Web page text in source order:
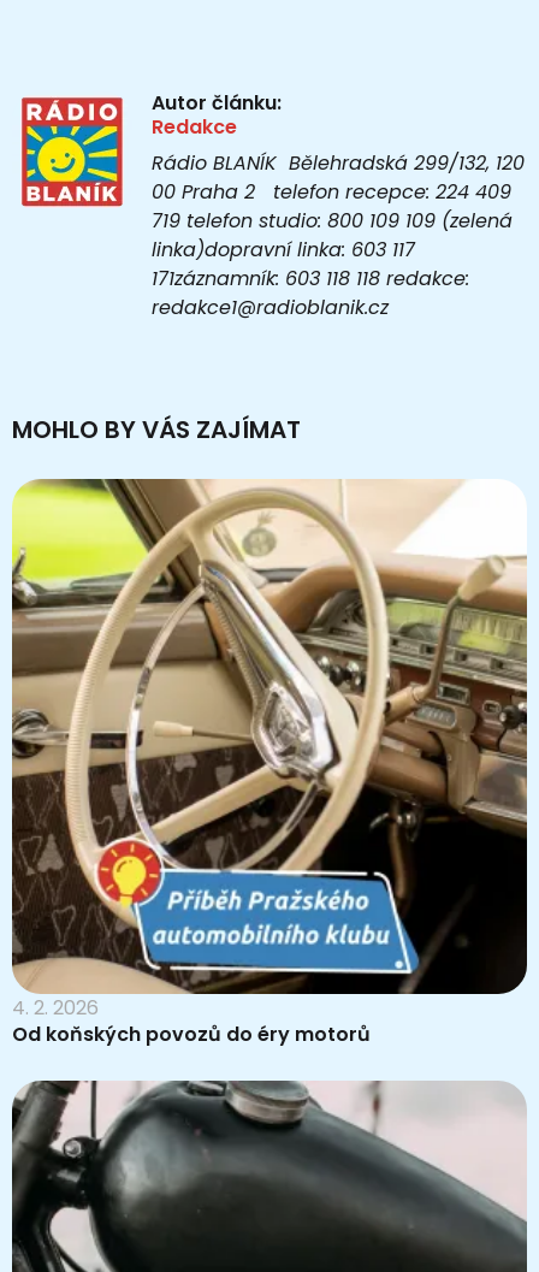
Autor článku:
Redakce
Rádio BLANÍK Bělehradská 299/132, 120
00 Praha 2 telefon recepce: 224 409
719 telefon studio: 800 109 109 (zelená
linka)dopravní linka: 603 117
171záznamník: 603 118 118 redakce:
redakce1@radioblanik.cz
MOHLO BY VÁS ZAJÍMAT
4. 2. 2026
Od koňských povozů do éry motorů